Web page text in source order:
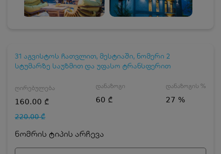
31 აგვისტოს ჩათვლით, მესტიაში, ნომერი 2
სტუმარზე საუზმით და უფასო ტრანსფერით
ღირებულება
160.00 ₾
220.00 ₾
დანაზოგი
60 ₾
დანაზოგის %
27 %
ნომრის ტიპის არჩევა